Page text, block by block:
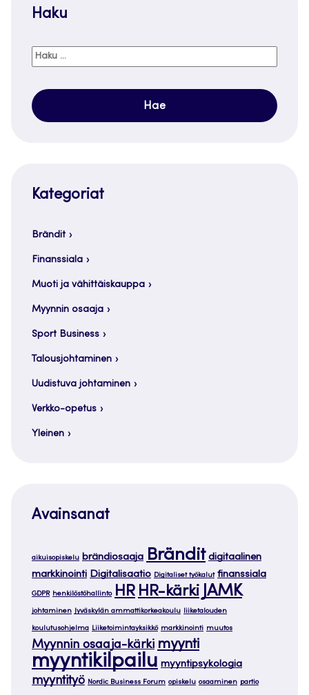
Haku
Haku:
Kategoriat
Brändit
Finanssiala
Muoti ja vähittäiskauppa
Myynnin osaaja
Sport Business
Talousjohtaminen
Uudistuva johtaminen
Verkko-opetus
Yleinen
Avainsanat
aikuisopiskelu brändiosaaja Brändit digitaalinen
markkinointi Digitalisaatio Digitaliset työkalut finanssiala
GDPR henkilöstöhallinto HR HR-kärki JAMK
johtaminen Jyväskylän ammattikorkeakoulu liiketalouden
koulutusohjelma Liiketoimintayksikkö markkinointi muutos
Myynnin osaaja-kärki myynti
myyntikilpailu myyntipsykologia
myyntityö Nordic Business Forum opiskelu osaaminen partio